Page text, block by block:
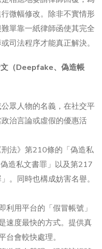
微幅修改。除非不實情形
單靠一紙律師函使其完全
司法程序才能真正解決。
（Deepfake、偽造帳
眾人物的名義，在社交平
治言論或虛假的優惠活
刑法》第210條的「偽造私
造私文書罪」以及第217
。同時也構成妨害名譽。
利用平台的「假冒帳號」
速度最快的方式。提供真
台會較快處理。